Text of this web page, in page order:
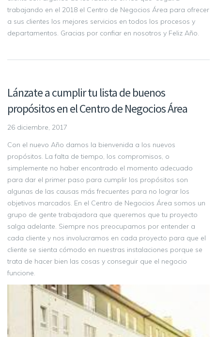
trabajando en el 2018 el Centro de Negocios Área para ofrecer
a sus clientes los mejores servicios en todos los procesos y
departamentos. Gracias por confiar en nosotros y Feliz Año.
Lánzate a cumplir tu lista de buenos
propósitos en el Centro de Negocios Área
26 diciembre, 2017
Con el nuevo Año damos la bienvenida a los nuevos
propósitos. La falta de tiempo, los compromisos, o
simplemente no haber encontrado el momento adecuado
para dar el primer paso para cumplir los propósitos son
algunas de las causas más frecuentes para no lograr los
objetivos marcados. En el Centro de Negocios Área somos un
grupo de gente trabajadora que queremos que tu proyecto
salga adelante. Siempre nos preocupamos por entender a
cada cliente y nos involucramos en cada proyecto para que el
cliente se sienta cómodo en nuestras instalaciones porque se
trata de hacer bien las cosas y conseguir que el negocio
funcione.